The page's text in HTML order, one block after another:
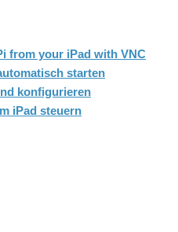
from your iPad with VNC
starten
konfigurieren
iPad steuern